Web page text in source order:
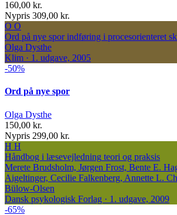
160,00 kr.
Nypris 309,00 kr.
O O
Ord på nye spor indføring i procesorienteret
Olga Dysthe
Klim · 1. udgave, 2005
-50%
Ord på nye spor
Olga Dysthe
150,00 kr.
Nypris 299,00 kr.
H H
Håndbog i læsevejledning teori og praksis
Merete Brudsholm, Jørgen Frost, Bente E.
Aigeltinger, Cecilie Falkenberg, Annette L.
Bülow-Olsen
Dansk psykologisk Forlag · 1. udgave, 2009
-65%